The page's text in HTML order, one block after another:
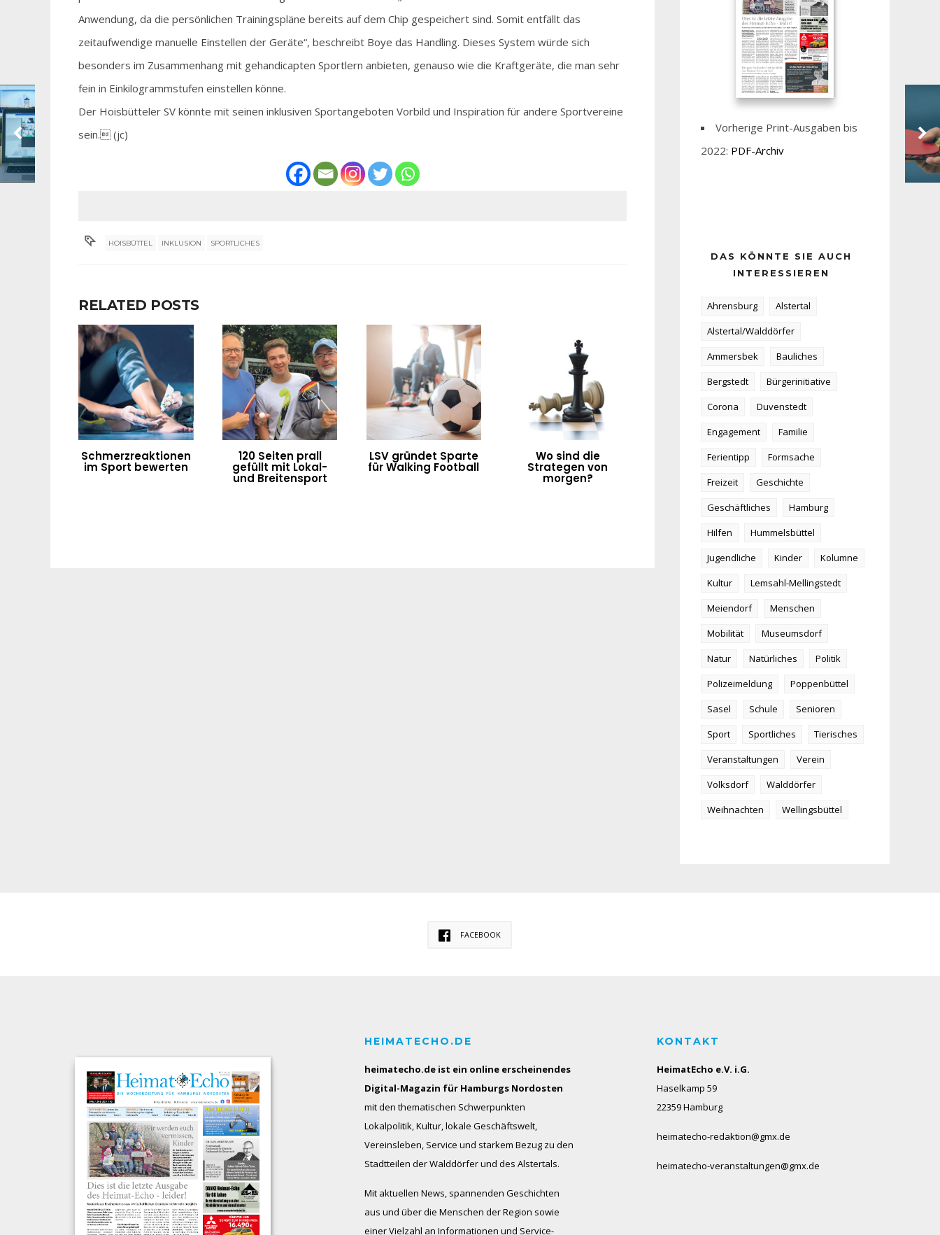
Anwendung, da die persönlichen Trainingspläne bereits auf dem Chip gespeichert sind. Somit entfällt das
zeitaufwendige manuelle Einstellen der Geräte“, beschreibt Boye das Handling. Dieses System würde sich
besonders im Zusammenhang mit gehandicapten Sportlern anbieten, genauso wie die Kraftgeräte, die man sehr
fein in Einkilogrammstufen einstellen könne.
Der Hoisbütteler SV könnte mit seinen inklusiven Sportangeboten Vorbild und Inspiration für andere Sportvereine
sein. (jc)
HOISBÜTTEL INKLUSION SPORTLICHES
RELATED POSTS
Schmerzreaktionen
im Sport bewerten
120 Seiten prall
gefüllt mit Lokal-
und Breitensport
LSV gründet Sparte
für Walking Football
Wo sind die
Strategen von
morgen?
Vorherige Print-Ausgaben bis
2022: PDF-Archiv
DAS KÖNNTE SIE AUCH
INTERESSIEREN
Ahrensburg
Alstertal
Alstertal/Walddörfer
Ammersbek
Bauliches
Bergstedt
Bürgerinitiative
Corona
Duvenstedt
Engagement
Familie
Ferientipp
Formsache
Freizeit
Geschichte
Geschäftliches
Hamburg
Hilfen
Hummelsbüttel
Jugendliche
Kinder
Kolumne
Kultur
Lemsahl-Mellingstedt
Meiendorf
Menschen
Mobilität
Museumsdorf
Natur
Natürliches
Politik
Polizeimeldung
Poppenbüttel
Sasel
Schule
Senioren
Sport
Sportliches
Tierisches
Veranstaltungen
Verein
Volksdorf
Walddörfer
Weihnachten
Wellingsbüttel
FACEBOOK
HEIMATECHO.DE
heimatecho.de ist ein online erscheinendes
Digital-Magazin für Hamburgs Nordosten
mit den thematischen Schwerpunkten
Lokalpolitik, Kultur, lokale Geschäftswelt,
Vereinsleben, Service und starkem Bezug zu den
Stadtteilen der Walddörfer und des Alstertals.
Mit aktuellen News, spannenden Geschichten
aus und über die Menschen der Region sowie
einer Vielzahl an Informationen und Service-
KONTAKT
HeimatEcho e.V. i.G.
Haselkamp 59
22359 Hamburg
heimatecho-redaktion@gmx.de
heimatecho-veranstaltungen@gmx.de